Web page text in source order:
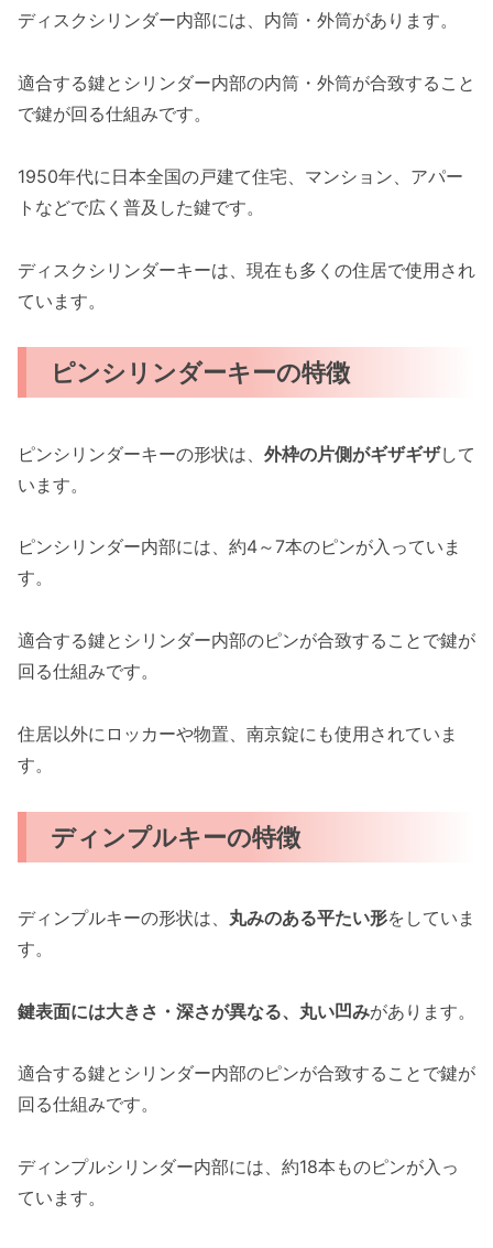
ディスクシリンダー内部には、内筒・外筒があります。
適合する鍵とシリンダー内部の内筒・外筒が合致すること
で鍵が回る仕組みです。
1950年代に日本全国の戸建て住宅、マンション、アパー
トなどで広く普及した鍵です。
ディスクシリンダーキーは、現在も多くの住居で使用され
ています。
ピンシリンダーキーの特徴
ピンシリンダーキーの形状は、 外枠の片側がギザギザして
います。
ピンシリンダー内部には、約4～7本のピンが入っていま
す。
適合する鍵とシリンダー内部のピンが合致することで鍵が
回る仕組みです。
住居以外にロッカーや物置、南京錠にも使用されていま
す。
ディンプルキーの特徴
ディンプルキーの形状は、 丸みのある平たい形をしていま
す。
鍵表面には大きさ・深さが異なる、丸い凹みがあります。
適合する鍵とシリンダー内部のピンが合致することで鍵が
回る仕組みです。
ディンプルシリンダー内部には、約18本ものピンが入っ
ています。